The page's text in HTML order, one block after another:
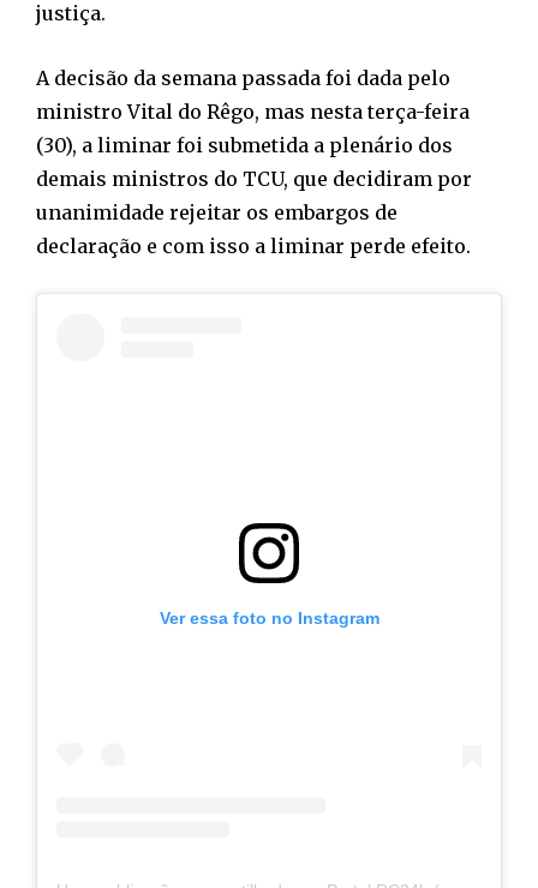
justiça.
A decisão da semana passada foi dada pelo
ministro Vital do Rêgo, mas nesta terça-feira
(30), a liminar foi submetida a plenário dos
demais ministros do TCU, que decidiram por
unanimidade rejeitar os embargos de
declaração e com isso a liminar perde efeito.
Ver essa foto no Instagram